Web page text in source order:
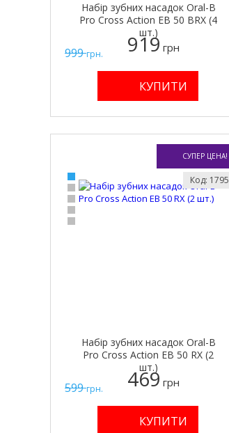
999грн.
Набір зубних насадок Oral-B
Pro Cross Action EB 50 BRX (4
шт.)
919 грн
СУПЕР ЦЕНА!
599грн.
Набір зубних насадок Oral-B
Pro Cross Action EB 50 RX (2
шт.)
Код: 1795
469 грн